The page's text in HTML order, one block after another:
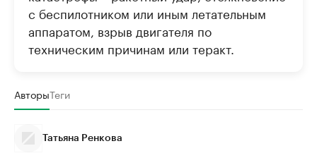
с беспилотником или иным летательным
аппаратом, взрыв двигателя по
техническим причинам или теракт.
АвторыТеги
Татьяна Ренкова